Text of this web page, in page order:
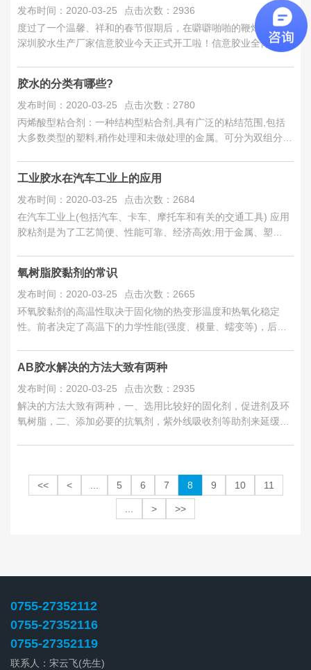
发布时间：2020-03-25
点击次数：2936
度过了一个温馨、祥和的春节假期后，在噼噼啪啪的鞭炮声中，
深圳胶水生产厂家信意胶业今天正式开工啦！信意胶业全体员工
胶水的分类有哪些?
发布时间：2020-03-25
点击次数：2780
丙烯酸型粘合剂：一种结构型粘合剂,具有广泛的粘结范围,包括
大多数类型的塑料,稍作处理和未做处理的金属。可分为双组分催
工业胶水在汽车工业上的应用
发布时间：2020-03-25
点击次数：2684
在汽车工业上(包括汽车、卡车、摩托车和有关的交通工具) 应用
胶粘剂是为了工艺简便、性能可靠、经济高效;用于金属、塑
氧树脂胶黏剂的常识
发布时间：2020-03-25
点击次数：2665
环氧胶黏剂的高温性取决于固化物的热变形温度和热氧化稳定
性。前者决定了高温下的力学性能(强度、模量、蠕变等)，后者
AB胶水解决的方法大致有两种
发布时间：2020-03-25
点击次数：2935
解决的方法大致有两种，一、选用比较好的固化剂，促进剂及环
氧树脂，二、添加必要的抗氧剂，紫外线吸收剂等助剂来延缓产
<< < 5 6 7 8 9 10 11
> >>
0755-27352112
0755-27352116
0755-27352119
联系人：宋云飞(先生)